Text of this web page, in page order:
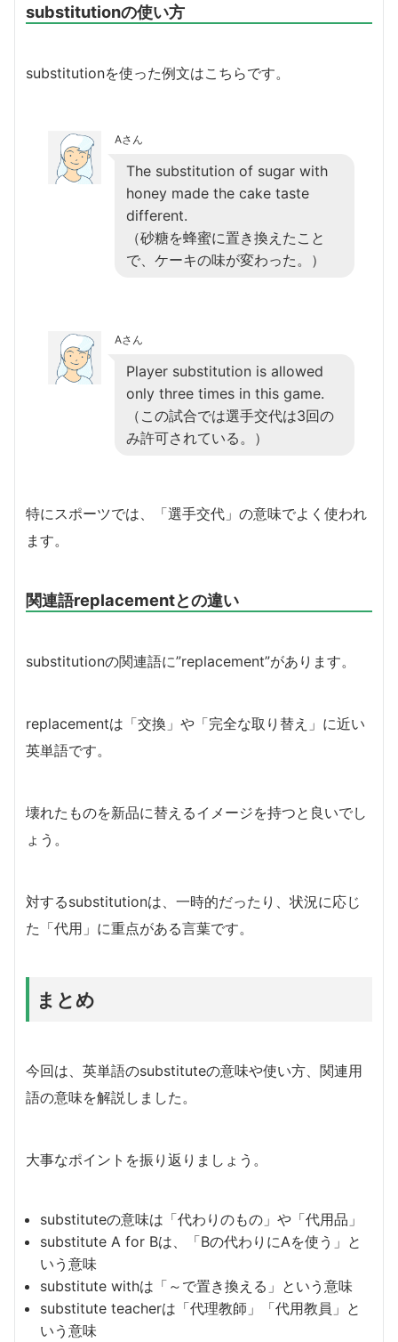
substitutionの使い方
substitutionを使った例文はこちらです。
Aさん
The substitution of sugar with
honey made the cake taste
different.
（砂糖を蜂蜜に置き換えたこと
で、ケーキの味が変わった。）
Aさん
Player substitution is allowed
only three times in this game.
（この試合では選手交代は3回の
み許可されている。）
特にスポーツでは、「選手交代」の意味でよく使われ
ます。
関連語replacementとの違い
substitutionの関連語に”replacement”があります。
replacementは「交換」や「完全な取り替え」に近い
英単語です。
壊れたものを新品に替えるイメージを持つと良いでし
ょう。
対するsubstitutionは、一時的だったり、状況に応じ
た「代用」に重点がある言葉です。
まとめ
今回は、英単語のsubstituteの意味や使い方、関連用
語の意味を解説しました。
大事なポイントを振り返りましょう。
substituteの意味は「代わりのもの」や「代用品」
substitute A for Bは、「Bの代わりにAを使う」と
いう意味
substitute withは「～で置き換える」という意味
substitute teacherは「代理教師」「代用教員」と
いう意味